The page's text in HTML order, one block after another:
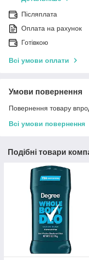
Післяплата
Оплата на рахунок
Готівкою
Всі умови оплати
Умови повернення
Повернення товару
Всі умови повернення
Подібні товари